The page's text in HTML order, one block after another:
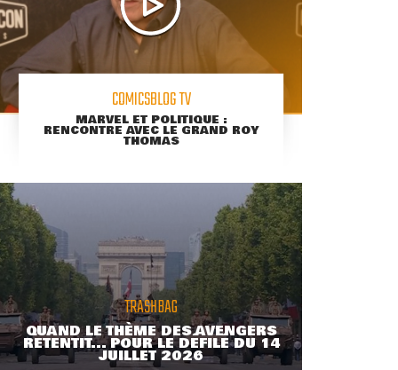
COMICSBLOG TV
MARVEL ET POLITIQUE :
RENCONTRE AVEC LE GRAND ROY
THOMAS
TRASHBAG
QUAND LE THÈME DES AVENGERS
RETENTIT... POUR LE DÉFILÉ DU 14
JUILLET 2026